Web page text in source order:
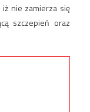
iż nie zamierza się
szczepień oraz